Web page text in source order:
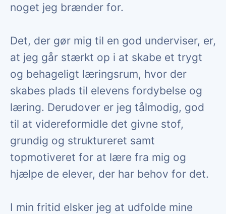
noget jeg brænder for.
Det, der gør mig til en god underviser, er,
at jeg går stærkt op i at skabe et trygt
og behageligt læringsrum, hvor der
skabes plads til elevens fordybelse og
læring. Derudover er jeg tålmodig, god
til at videreformidle det givne stof,
grundig og struktureret samt
topmotiveret for at lære fra mig og
hjælpe de elever, der har behov for det.
I min fritid elsker jeg at udfolde mine